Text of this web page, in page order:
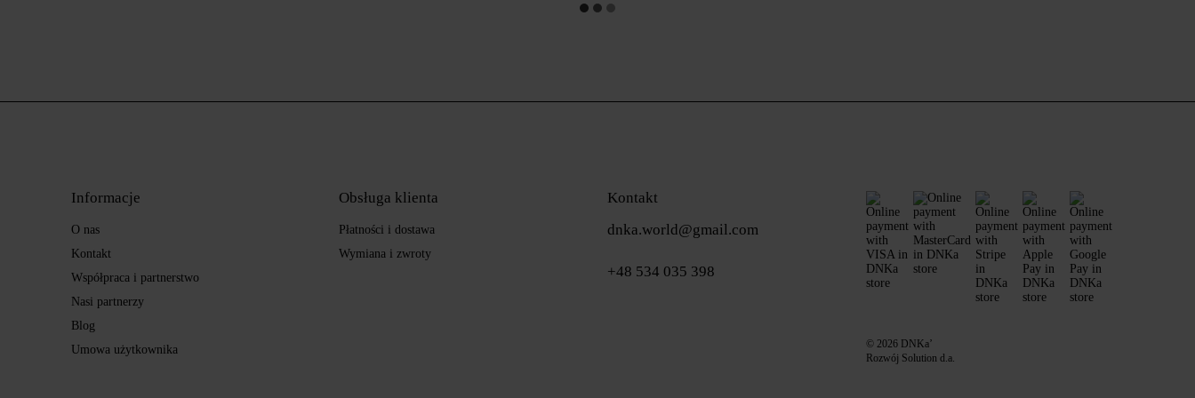
Informacje
O nas
Kontakt
Współpraca i partnerstwo
Nasi partnerzy
Blog
Umowa użytkownika
Obsługa klienta
Płatności i dostawa
Wymiana i zwroty
Kontakt
dnka.world@gmail.com
+48 534 035 398
© 2026 DNKa’
Rozwój Solution d.a.